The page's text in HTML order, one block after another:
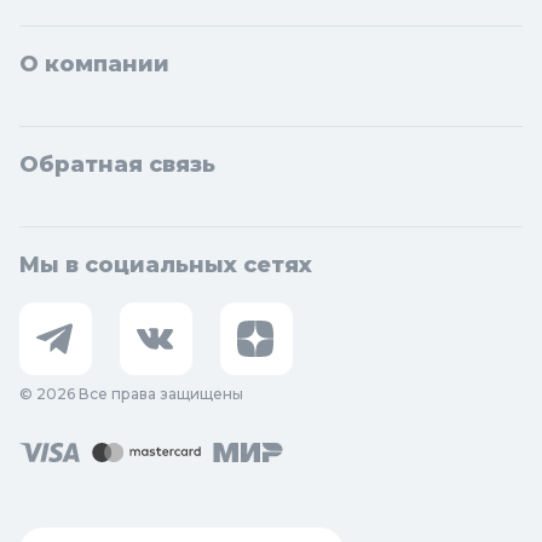
О компании
Обратная связь
Мы в социальных сетях
© 2026 Все права защищены